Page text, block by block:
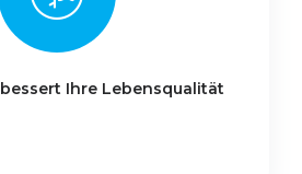
Ihre Lebensqualität